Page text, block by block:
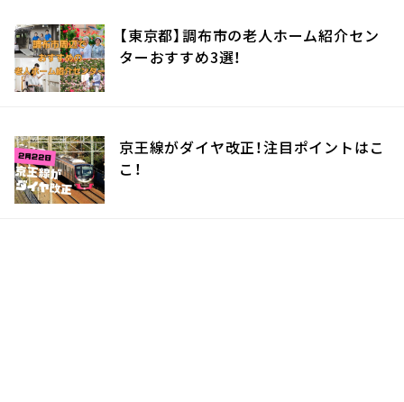
【東京都】調布市の老人ホーム紹介セン
ターおすすめ3選！
京王線がダイヤ改正！注目ポイントはこ
こ！